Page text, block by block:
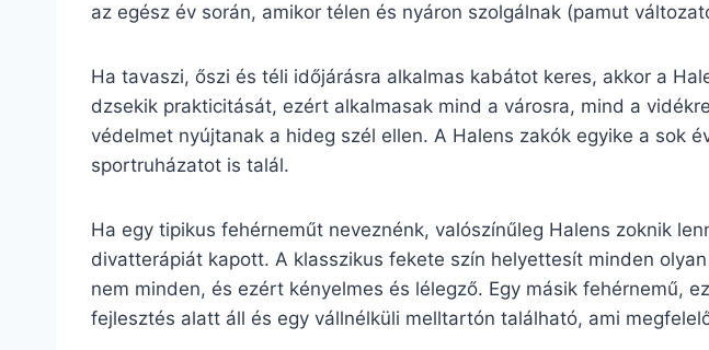
az egész év során, amikor télen és nyáron szolgálnak (pamut
Ha tavaszi, őszi és téli időjárásra alkalmas kabátot keres, akkor a
dzsekik prakticitását, ezért alkalmasak mind a városra, mind a
védelmet nyújtanak a hideg szél ellen. A Halens zakók egyike a sok
sportruházatot is talál.
Ha egy tipikus fehérneműt neveznénk, valószínűleg Halens zoknik
divatterápiát kapott. A klasszikus fekete szín helyettesít minden
nem minden, és ezért kényelmes és lélegző. Egy másik fehérnemű,
fejlesztés alatt áll és egy vállnélküli melltartón található, ami